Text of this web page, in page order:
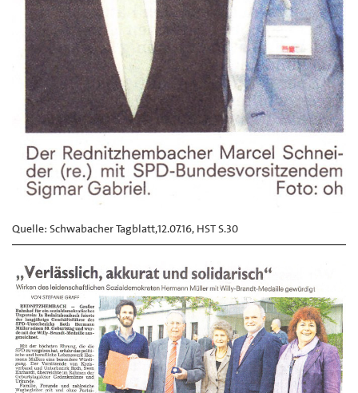
Quelle: Schwabacher Tagblatt,12.07.16, HST S.30